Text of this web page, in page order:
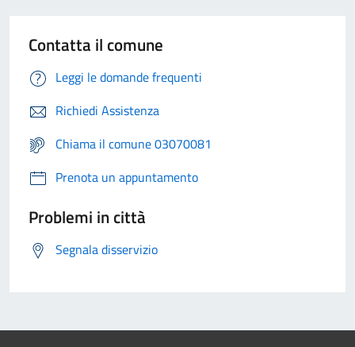
Contatta il comune
Leggi le domande frequenti
Richiedi Assistenza
Chiama il comune 03070081
Prenota un appuntamento
Problemi in città
Segnala disservizio